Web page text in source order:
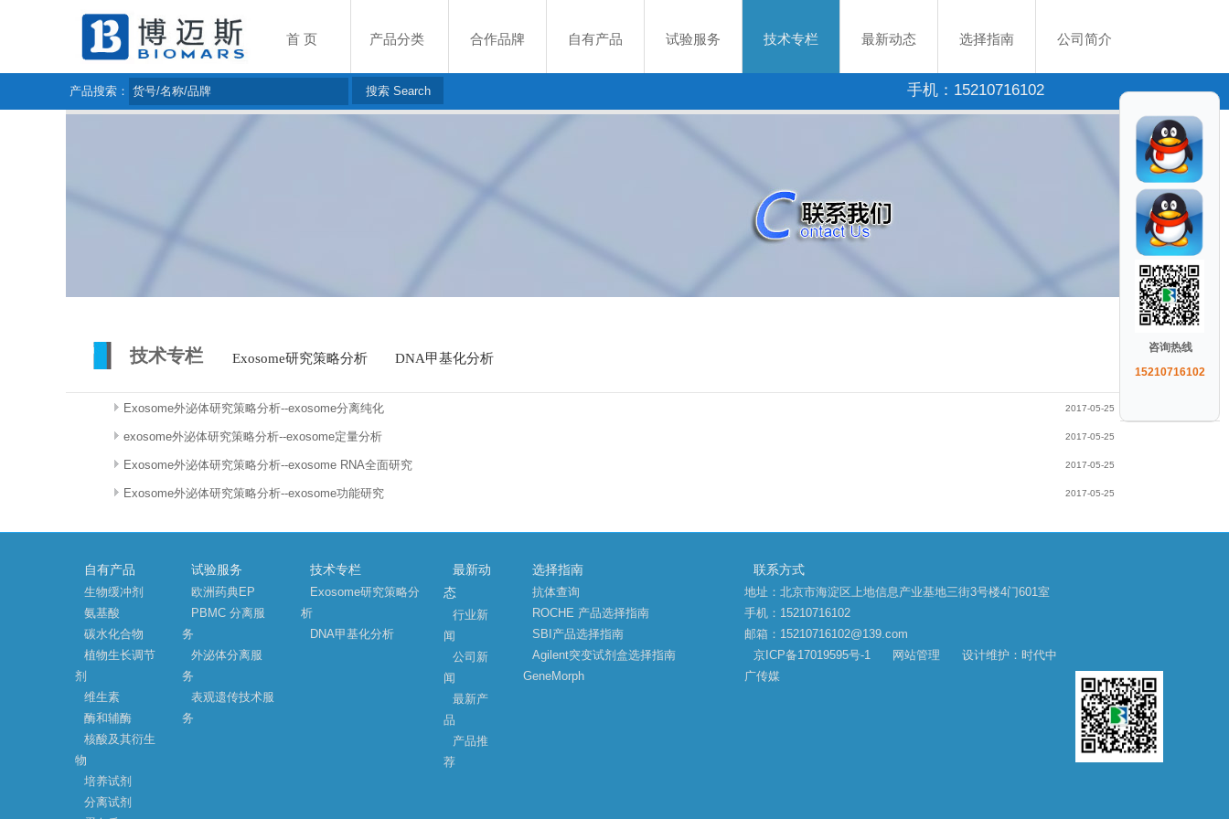
首 页 产品分类 合作品牌 自有产品 试验服务 技术专栏 最新动态 选择指南 公司简介
产品搜索： 手机：15210716102
技术专栏 Exosome研究策略分析 DNA甲基化分析
2017-05-25
Exosome外泌体研究策略分析--exosome分离纯化
2017-05-25
exosome外泌体研究策略分析--exosome定量分析
2017-05-25
Exosome外泌体研究策略分析--exosome RNA全面研究
2017-05-25
Exosome外泌体研究策略分析--exosome功能研究
自有产品
生物缓冲剂
氨基酸
碳水化合物
植物生长调节
剂
维生素
酶和辅酶
核酸及其衍生
物
培养试剂
分离试剂
试验服务
欧洲药典EP
PBMC 分离服
务
外泌体分离服
务
表观遗传技术服
务
技术专栏
Exosome研究策略分
析
DNA甲基化分析
最新动
态
行业新
闻
公司新
闻
最新产
品
产品推
荐
选择指南
抗体查询
ROCHE 产品选择指南
SBI产品选择指南
Agilent突变试剂盒选择指南
GeneMorph
联系方式
地址：北京市海淀区上地信息产业基地三街3号楼4门601室
手机：15210716102
邮箱：15210716102@139.com
京ICP备17019595号-1
网站管理
设计维护：时代中
广传媒
咨询热线
15210716102